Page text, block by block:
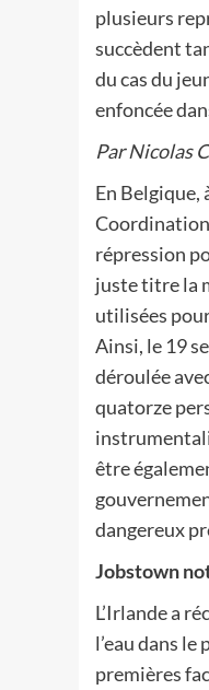
plusieurs
succèdent
du cas du
enfoncée
Par Nicolas
En Belgique,
Coordination
répression
juste titre la
utilisées
Ainsi, le 19
déroulée
quatorze
être
dangereux
Jobstown
L’Irlande a
l’eau dans
premières